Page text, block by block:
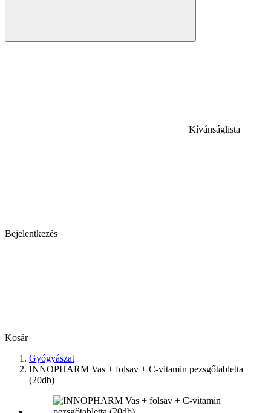
Kívánságlista
Bejelentkezés
Kosár
Gyógyászat
INNOPHARM Vas + folsav + C-vitamin pezsgőtabletta
(20db)